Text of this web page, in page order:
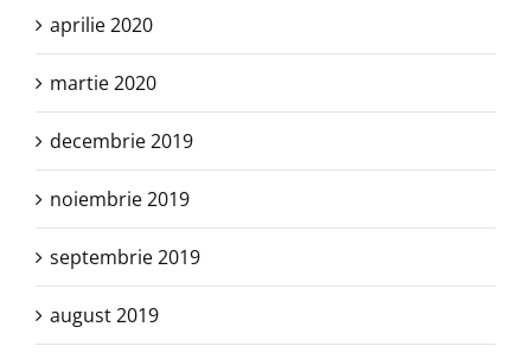
aprilie 2020
martie 2020
decembrie 2019
noiembrie 2019
septembrie 2019
august 2019